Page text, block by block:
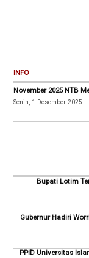
INFO
November 2025 NTB
Senin, 1 Desember 2025
Bupati Lotim
Gubernur Hadiri
PPID Universitas